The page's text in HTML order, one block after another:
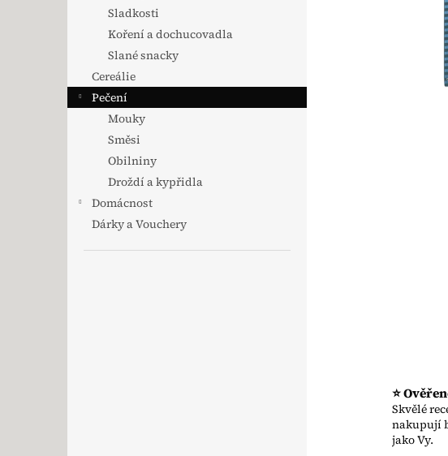
Sladkosti
Koření a dochucovadla
Slané snacky
Cereálie
Pečení
Mouky
Směsi
Obilniny
Droždí a kypřidla
Domácnost
Dárky a Vouchery
⭐
Skvělé
nakupují
jako Vy.